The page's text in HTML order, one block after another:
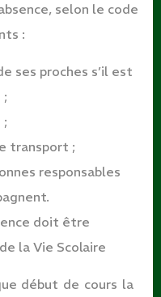
selon le code
:
ses proches s’il est
;
;
transport ;
responsables
doit être
la Vie Scolaire
début de cours la